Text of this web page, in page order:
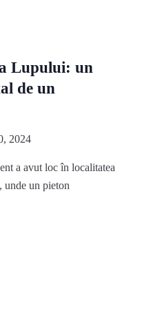
Lupului: un
de un
2024
a avut loc în localitatea
unde un pieton